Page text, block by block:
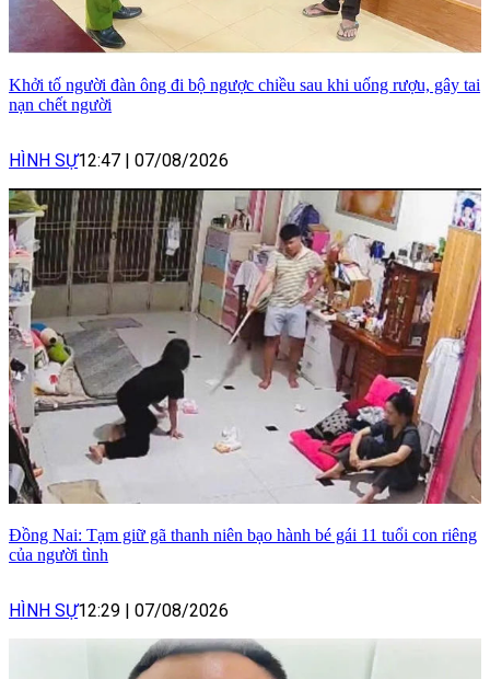
Khởi tố người đàn ông đi bộ ngược chiều sau khi uống rượu, gây tai
nạn chết người
HÌNH SỰ12:47 | 07/08/2026
Đồng Nai: Tạm giữ gã thanh niên bạo hành bé gái 11 tuổi con riêng
của người tình
HÌNH SỰ12:29 | 07/08/2026